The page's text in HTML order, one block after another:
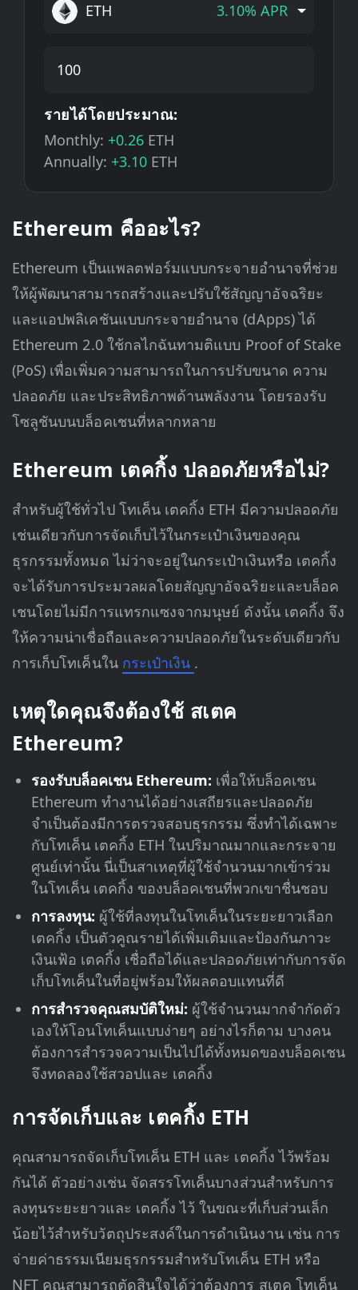
ETH 3.10% APR
รายได้โดยประมาณ:
Monthly: +0.26 ETH
Annually: +3.10 ETH
Ethereum คืออะไร?
Ethereum เป็นแพลตฟอร์มแบบกระจายอำนาจที่ช่วย
ให้ผู้พัฒนาสามารถสร้างและปรับใช้สัญญาอัจฉริยะ
และแอปพลิเคชันแบบกระจายอำนาจ (dApps) ได้
Ethereum 2.0 ใช้กลไกฉันทามติแบบ Proof of Stake
(PoS) เพื่อเพิ่มความสามารถในการปรับขนาด ความ
ปลอดภัย และประสิทธิภาพด้านพลังงาน โดยรองรับ
โซลูชันบนบล็อคเชนที่หลากหลาย
Ethereum เตคกิ้ง ปลอดภัยหรือไม่?
สำหรับผู้ใช้ทั่วไป โทเค็น เตคกิ้ง ETH มีความปลอดภัย
เช่นเดียวกับการจัดเก็บไว้ในกระเป๋าเงินของคุณ
ธุรกรรมทั้งหมด ไม่ว่าจะอยู่ในกระเป๋าเงินหรือ เตคกิ้ง
จะได้รับการประมวลผลโดยสัญญาอัจฉริยะและบล็อค
เชนโดยไม่มีการแทรกแซงจากมนุษย์ ดังนั้น เตคกิ้ง จึง
ให้ความน่าเชื่อถือและความปลอดภัยในระดับเดียวกับ
การเก็บโทเค็นใน กระเป๋าเงิน .
เหตุใดคุณจึงต้องใช้ สเตค
Ethereum?
รองรับบล็อคเชน Ethereum: เพื่อให้บล็อคเชน
Ethereum ทำงานได้อย่างเสถียรและปลอดภัย
จำเป็นต้องมีการตรวจสอบธุรกรรม ซึ่งทำได้เฉพาะ
กับโทเค็น เตคกิ้ง ETH ในปริมาณมากและกระจาย
ศูนย์เท่านั้น นี่เป็นสาเหตุที่ผู้ใช้จำนวนมากเข้าร่วม
ในโทเค็น เตคกิ้ง ของบล็อคเชนที่พวกเขาชื่นชอบ
การลงทุน: ผู้ใช้ที่ลงทุนในโทเค็นในระยะยาวเลือก
เตคกิ้ง เป็นตัวคูณรายได้เพิ่มเติมและป้องกันภาวะ
เงินเฟ้อ เตคกิ้ง เชื่อถือได้และปลอดภัยเท่ากับการจัด
เก็บโทเค็นในที่อยู่พร้อมให้ผลตอบแทนที่ดี
การสำรวจคุณสมบัติใหม่: ผู้ใช้จำนวนมากจำกัดตัว
เองให้โอนโทเค็นแบบง่ายๆ อย่างไรก็ตาม บางคน
ต้องการสำรวจความเป็นไปได้ทั้งหมดของบล็อคเชน
จึงทดลองใช้สวอปและ เตคกิ้ง
การจัดเก็บและ เตคกิ้ง ETH
คุณสามารถจัดเก็บโทเค็น ETH และ เตคกิ้ง ไว้พร้อม
กันได้ ตัวอย่างเช่น จัดสรรโทเค็นบางส่วนสำหรับการ
ลงทุนระยะยาวและ เตคกิ้ง ไว้ ในขณะที่เก็บส่วนเล็ก
น้อยไว้สำหรับวัตถุประสงค์ในการดำเนินงาน เช่น การ
จ่ายค่าธรรมเนียมธุรกรรมสำหรับโทเค็น ETH หรือ
NFT คุณสามารถตัดสินใจได้ว่าต้องการ สเตค โทเค็น